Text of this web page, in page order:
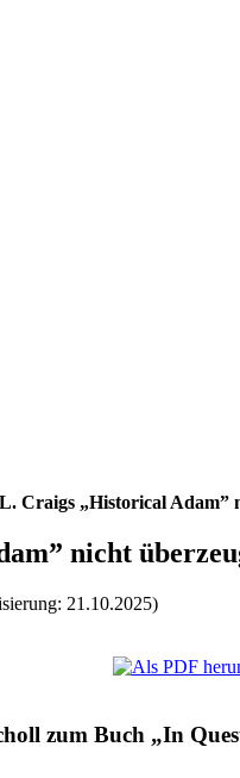
Craigs „Historical Adam”
nicht
21.10.2025)
zum Buch „In